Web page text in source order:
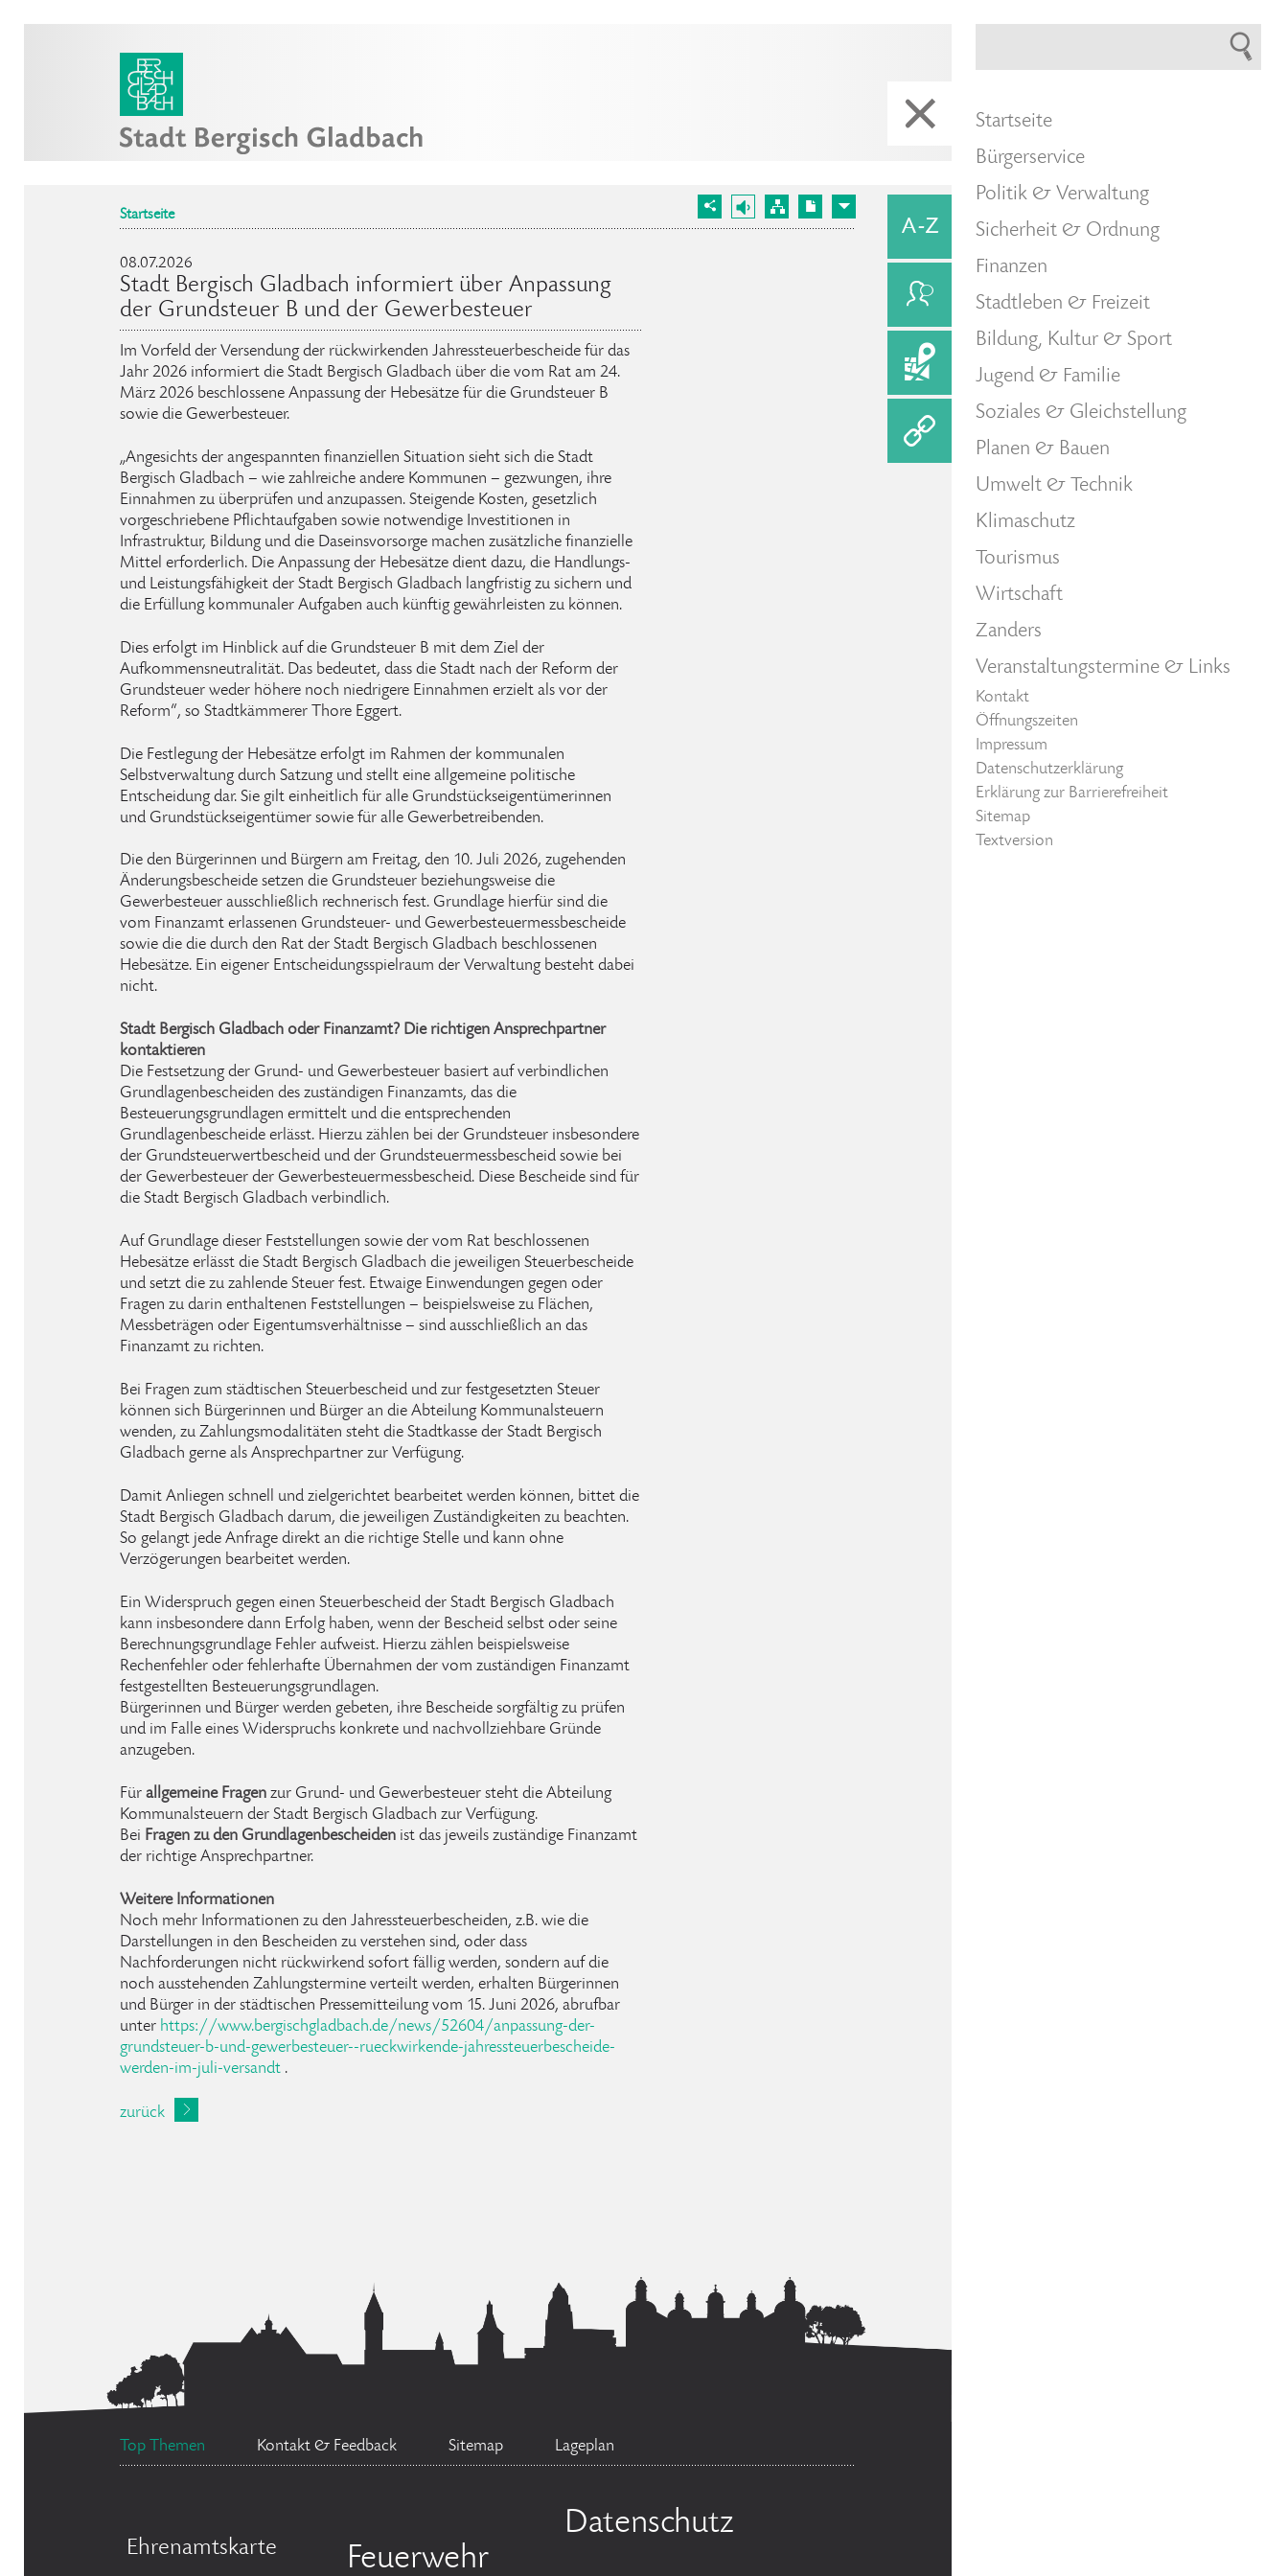
Startseite
08.07.2026
Stadt Bergisch Gladbach informiert über Anpassung
der Grundsteuer B und der Gewerbesteuer
Im Vorfeld der Versendung der rückwirkenden Jahressteuerbescheide für das
Jahr 2026 informiert die Stadt Bergisch Gladbach über die vom Rat am 24.
März 2026 beschlossene Anpassung der Hebesätze für die Grundsteuer B
sowie die Gewerbesteuer.
„Angesichts der angespannten finanziellen Situation sieht sich die Stadt
Bergisch Gladbach – wie zahlreiche andere Kommunen – gezwungen, ihre
Einnahmen zu überprüfen und anzupassen. Steigende Kosten, gesetzlich
vorgeschriebene Pflichtaufgaben sowie notwendige Investitionen in
Infrastruktur, Bildung und die Daseinsvorsorge machen zusätzliche finanzielle
Mittel erforderlich. Die Anpassung der Hebesätze dient dazu, die Handlungs-
und Leistungsfähigkeit der Stadt Bergisch Gladbach langfristig zu sichern und
die Erfüllung kommunaler Aufgaben auch künftig gewährleisten zu können.
Dies erfolgt im Hinblick auf die Grundsteuer B mit dem Ziel der
Aufkommensneutralität. Das bedeutet, dass die Stadt nach der Reform der
Grundsteuer weder höhere noch niedrigere Einnahmen erzielt als vor der
Reform“, so Stadtkämmerer Thore Eggert.
Die Festlegung der Hebesätze erfolgt im Rahmen der kommunalen
Selbstverwaltung durch Satzung und stellt eine allgemeine politische
Entscheidung dar. Sie gilt einheitlich für alle Grundstückseigentümerinnen
und Grundstückseigentümer sowie für alle Gewerbetreibenden.
Die den Bürgerinnen und Bürgern am Freitag, den 10. Juli 2026, zugehenden
Änderungsbescheide setzen die Grundsteuer beziehungsweise die
Gewerbesteuer ausschließlich rechnerisch fest. Grundlage hierfür sind die
vom Finanzamt erlassenen Grundsteuer- und Gewerbesteuermessbescheide
sowie die die durch den Rat der Stadt Bergisch Gladbach beschlossenen
Hebesätze. Ein eigener Entscheidungsspielraum der Verwaltung besteht dabei
nicht.
Stadt Bergisch Gladbach oder Finanzamt? Die richtigen Ansprechpartner
kontaktieren
Die Festsetzung der Grund- und Gewerbesteuer basiert auf verbindlichen
Grundlagenbescheiden des zuständigen Finanzamts, das die
Besteuerungsgrundlagen ermittelt und die entsprechenden
Grundlagenbescheide erlässt. Hierzu zählen bei der Grundsteuer insbesondere
der Grundsteuerwertbescheid und der Grundsteuermessbescheid sowie bei
der Gewerbesteuer der Gewerbesteuermessbescheid. Diese Bescheide sind für
die Stadt Bergisch Gladbach verbindlich.
Auf Grundlage dieser Feststellungen sowie der vom Rat beschlossenen
Hebesätze erlässt die Stadt Bergisch Gladbach die jeweiligen Steuerbescheide
und setzt die zu zahlende Steuer fest. Etwaige Einwendungen gegen oder
Fragen zu darin enthaltenen Feststellungen – beispielsweise zu Flächen,
Messbeträgen oder Eigentumsverhältnisse – sind ausschließlich an das
Finanzamt zu richten.
Bei Fragen zum städtischen Steuerbescheid und zur festgesetzten Steuer
können sich Bürgerinnen und Bürger an die Abteilung Kommunalsteuern
wenden, zu Zahlungsmodalitäten steht die Stadtkasse der Stadt Bergisch
Gladbach gerne als Ansprechpartner zur Verfügung.
Damit Anliegen schnell und zielgerichtet bearbeitet werden können, bittet die
Stadt Bergisch Gladbach darum, die jeweiligen Zuständigkeiten zu beachten.
So gelangt jede Anfrage direkt an die richtige Stelle und kann ohne
Verzögerungen bearbeitet werden.
Ein Widerspruch gegen einen Steuerbescheid der Stadt Bergisch Gladbach
kann insbesondere dann Erfolg haben, wenn der Bescheid selbst oder seine
Berechnungsgrundlage Fehler aufweist. Hierzu zählen beispielsweise
Rechenfehler oder fehlerhafte Übernahmen der vom zuständigen Finanzamt
festgestellten Besteuerungsgrundlagen.
Bürgerinnen und Bürger werden gebeten, ihre Bescheide sorgfältig zu prüfen
und im Falle eines Widerspruchs konkrete und nachvollziehbare Gründe
anzugeben.
Für allgemeine Fragen zur Grund- und Gewerbesteuer steht die Abteilung
Kommunalsteuern der Stadt Bergisch Gladbach zur Verfügung.
Bei Fragen zu den Grundlagenbescheiden ist das jeweils zuständige Finanzamt
der richtige Ansprechpartner.
Weitere Informationen
Noch mehr Informationen zu den Jahressteuerbescheiden, z.B. wie die
Darstellungen in den Bescheiden zu verstehen sind, oder dass
Nachforderungen nicht rückwirkend sofort fällig werden, sondern auf die
noch ausstehenden Zahlungstermine verteilt werden, erhalten Bürgerinnen
und Bürger in der städtischen Pressemitteilung vom 15. Juni 2026, abrufbar
unter https://www.bergischgladbach.de/news/52604/anpassung-der-
grundsteuer-b-und-gewerbesteuer--rueckwirkende-jahressteuerbescheide-
werden-im-juli-versandt .
zurück
Top Themen Kontakt & Feedback Sitemap Lageplan
Ehrenamtskarte Feuerwehr
Datenschutz
Startseite
Bürgerservice
Politik & Verwaltung
Sicherheit & Ordnung
Finanzen
Stadtleben & Freizeit
Bildung, Kultur & Sport
Jugend & Familie
Soziales & Gleichstellung
Planen & Bauen
Umwelt & Technik
Klimaschutz
Tourismus
Wirtschaft
Zanders
Veranstaltungstermine & Links
Kontakt
Öffnungszeiten
Impressum
Datenschutzerklärung
Erklärung zur Barrierefreiheit
Sitemap
Textversion